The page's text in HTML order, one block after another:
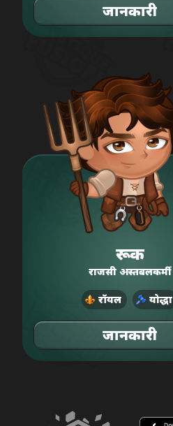
जानकारी
रूक
राजसी अस्तबलकर्मी
रॉयल योद्धा
जानकारी